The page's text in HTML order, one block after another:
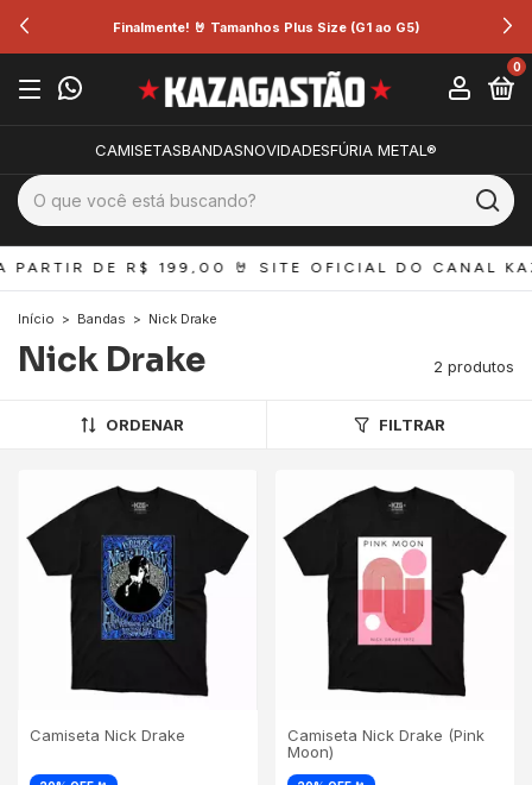
Finalmente! 🤘 Tamanhos Plus Size (G1 ao G5)
0
CAMISETASBANDASNOVIDADESFÚRIA METAL®
PARTIR DE R$ 199,00 🤘 SITE OFICIAL DO CANAL
Início > Bandas > Nick Drake
Nick Drake 2 produtos
ORDENAR FILTRAR
Camiseta Nick Drake
Camiseta Nick Drake (Pink
Moon)